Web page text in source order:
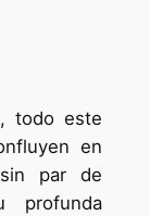
todo este
en
par de
profunda